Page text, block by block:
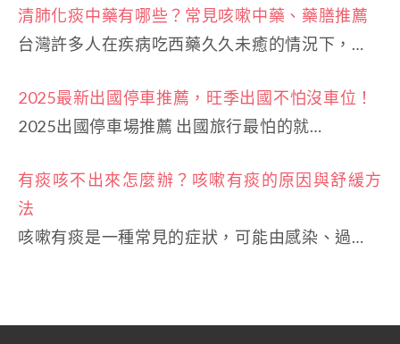
清肺化痰中藥有哪些？常見咳嗽中藥、藥膳推薦
台灣許多人在疾病吃西藥久久未癒的情況下，…
2025最新出國停車推薦，旺季出國不怕沒車位！
2025出國停車場推薦 出國旅行最怕的就…
有痰咳不出來怎麼辦？咳嗽有痰的原因與舒緩方
法
咳嗽有痰是一種常見的症狀，可能由感染、過…